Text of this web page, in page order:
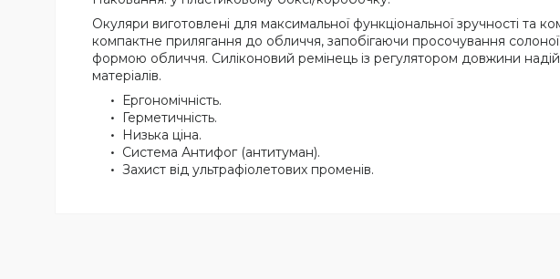
Окуляри виготовлені для максимальної функціональної зручності та
компактне прилягання до обличчя, запобігаючи просочування солоної
формою обличчя. Силіконовий ремінець із регулятором довжини
матеріалів.
Ергономічність.
Герметичність.
Низька ціна.
Система Антифог (антитуман).
Захист від ультрафіолетових променів.